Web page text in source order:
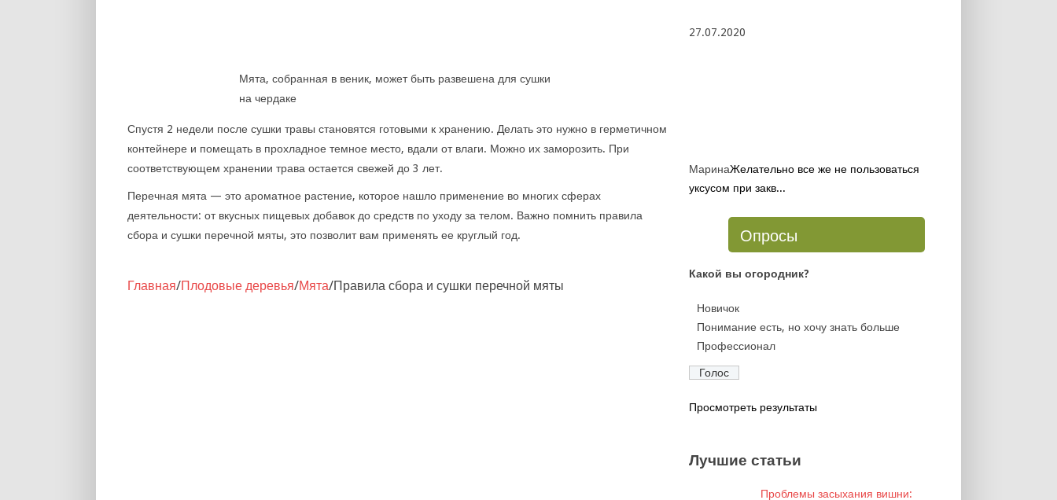
Мята, собранная в веник, может быть развешена для сушки
на чердаке
Спустя 2 недели после сушки травы становятся готовыми к хранению. Делать это нужно в герметичном
контейнере и помещать в прохладное темное место, вдали от влаги. Можно их заморозить. При
соответствующем хранении трава остается свежей до 3 лет.
Перечная мята — это ароматное растение, которое нашло применение во многих сферах
деятельности: от вкусных пищевых добавок до средств по уходу за телом. Важно помнить правила
сбора и сушки перечной мяты, это позволит вам применять ее круглый год.
Главная/Плодовые деревья/Мята/Правила сбора и сушки перечной мяты
27.07.2020
МаринаЖелательно все же не пользоваться
уксусом при закв...
Опросы
Какой вы огородник?
Новичок
Понимание есть, но хочу знать больше
Профессионал
Просмотреть результаты
Лучшие статьи
Проблемы засыхания вишни: